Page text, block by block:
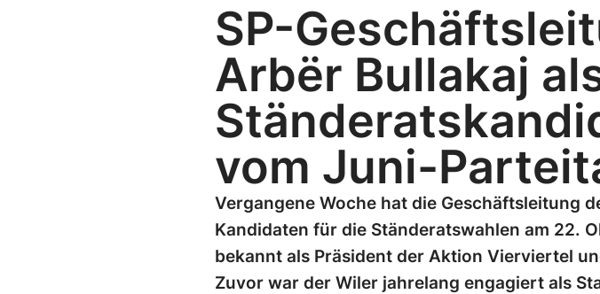
SP-
Arbër Bullakaj
vom Juni-
Vergangene Woche hat die Geschäftsleitung
Kandidaten für die Ständeratswahlen am 22.
bekannt als Präsident der Aktion Vierviertel
Zuvor war der Wiler jahrelang engagiert als